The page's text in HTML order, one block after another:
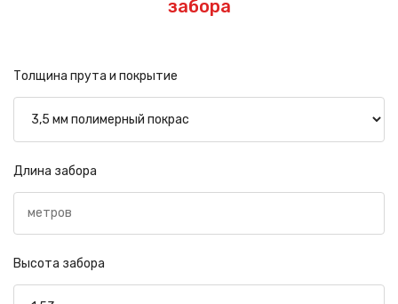
забора
Толщина прута и покрытие
Длина забора
Высота забора